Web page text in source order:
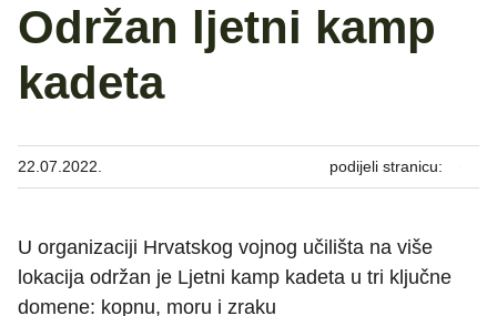
Održan ljetni kamp
kadeta
22.07.2022. podijeli stranicu:
U organizaciji Hrvatskog vojnog učilišta na više
lokacija održan je Ljetni kamp kadeta u tri ključne
domene: kopnu, moru i zraku